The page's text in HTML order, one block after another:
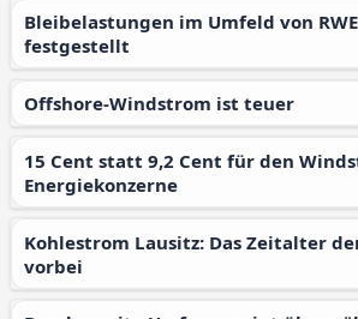
Bleibelastungen im Umfeld von RWE-Strommasten
festgestellt
Offshore-Windstrom ist teuer
15 Cent statt 9,2 Cent für den Windstrom der großen
Energiekonzerne
Kohlestrom Lausitz: Das Zeitalter der Braunkohle ist
vorbei